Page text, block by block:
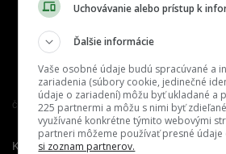
Člen združenia IAB Slovakia
Kontakt Inzercia
Uchovávanie alebo prístup k
Ďalšie informácie
Vaše osobné údaje budú spracúvané a
zariadenia (súbory cookie, jedinečné
údaje o zariadení) môžu byť ukladané a
225 partnermi a môžu s nimi byť
využívané konkrétne týmito webovými
partneri môžeme používať presné údaje
si zoznam partnerov.